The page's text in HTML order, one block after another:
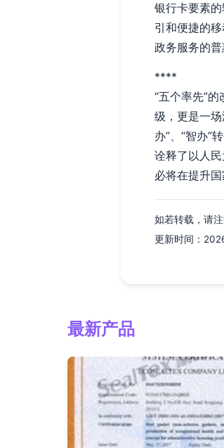
银行卡要素
引和便捷的
政务服务的普
****
“五个率先”
级，更是一
办”、“智办”
诠释了以人
必将在提升
如若转载，请
更新时间：
最新产品